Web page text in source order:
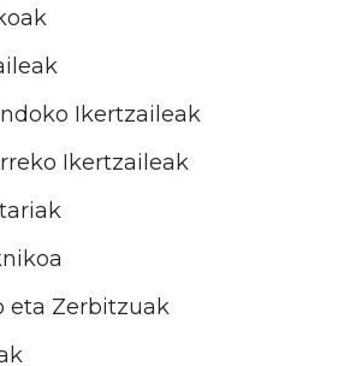
Ikertzaileak
Ikertzaileak
eta Zerbitzuak